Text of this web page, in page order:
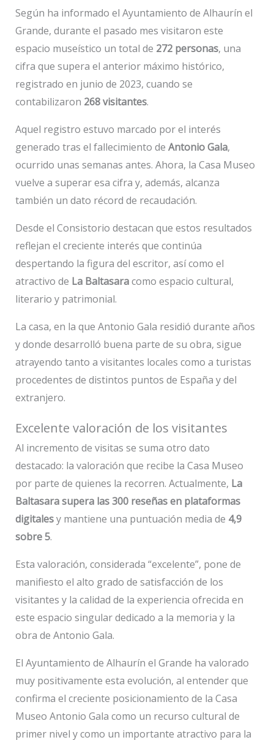
Según ha informado el Ayuntamiento de Alhaurín el
Grande, durante el pasado mes visitaron este
espacio museístico un total de 272 personas, una
cifra que supera el anterior máximo histórico,
registrado en junio de 2023, cuando se
contabilizaron 268 visitantes.
Aquel registro estuvo marcado por el interés
generado tras el fallecimiento de Antonio Gala,
ocurrido unas semanas antes. Ahora, la Casa Museo
vuelve a superar esa cifra y, además, alcanza
también un dato récord de recaudación.
Desde el Consistorio destacan que estos resultados
reflejan el creciente interés que continúa
despertando la figura del escritor, así como el
atractivo de La Baltasaracomo espacio cultural,
literario y patrimonial.
La casa, en la que Antonio Gala residió durante años
y donde desarrolló buena parte de su obra, sigue
atrayendo tanto a visitantes locales como a turistas
procedentes de distintos puntos de España y del
extranjero.
Excelente valoración de los visitantes
Al incremento de visitas se suma otro dato
destacado: la valoración que recibe la Casa Museo
por parte de quienes la recorren. Actualmente, La
Baltasara supera las 300 reseñas en plataformas
digitalesy mantiene una puntuación media de 4,9
sobre 5.
Esta valoración, considerada “excelente”, pone de
manifiesto el alto grado de satisfacción de los
visitantes y la calidad de la experiencia ofrecida en
este espacio singular dedicado a la memoria y la
obra de Antonio Gala.
El Ayuntamiento de Alhaurín el Grande ha valorado
muy positivamente esta evolución, al entender que
confirma el creciente posicionamiento de la Casa
Museo Antonio Gala como un recurso cultural de
primer nivel y como un importante atractivo para la